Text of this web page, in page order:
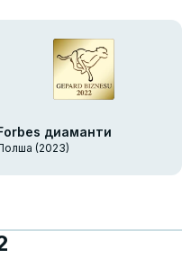
диаманти
(2023)